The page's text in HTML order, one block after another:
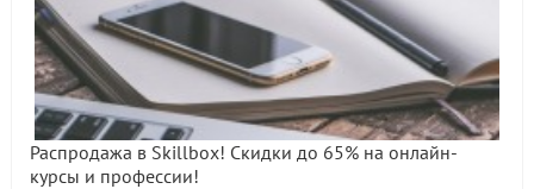
Распродажа в Skillbox! Скидки до 65% на онлайн-
курсы и профессии!